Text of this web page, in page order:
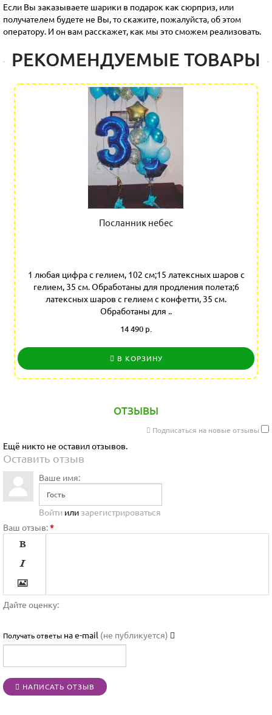
Если Вы заказываете шарики в подарок как сюрприз, или
получателем будете не Вы, то скажите, пожалуйста, об этом
оператору. И он вам расскажет, как мы это сможем реализовать.
РЕКОМЕНДУЕМЫЕ ТОВАРЫ
Посланник небес
1 любая цифра с гелием, 102 см;15 латексных шаров с
гелием, 35 см. Обработаны для продления полета;6
латексных шаров с гелием с конфетти, 35 см.
Обработаны для ..
14 490 р.
В КОРЗИНУ
ОТЗЫВЫ
Подписаться на новые отзывы
Ещё никто не оставил отзывов.
Оставить отзыв
Ваше имя:
Войти или зарегистрироваться
Ваш отзыв:*







Дайте оценку:
Получать ответы на e-mail (не публикуется)
НАПИСАТЬ ОТЗЫВ